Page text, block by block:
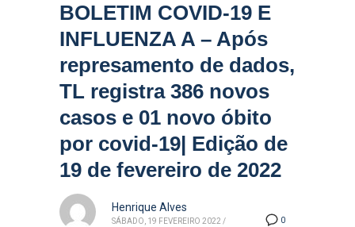
BOLETIM COVID-19 E
INFLUENZA A – Após
represamento de dados,
TL registra 386 novos
casos e 01 novo óbito
por covid-19| Edição de
19 de fevereiro de 2022
0
Henrique Alves
SÁBADO, 19 FEVEREIRO 2022 /